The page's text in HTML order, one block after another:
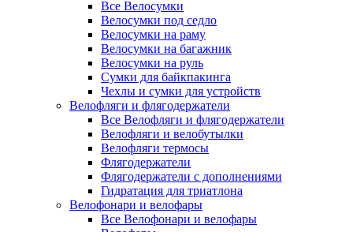
Все Велосумки
Велосумки под седло
Велосумки на раму
Велосумки на багажник
Велосумки на руль
Сумки для байкпакинга
Чехлы и сумки для устройств
Велофляги и флягодержатели
Все Велофляги и флягодержатели
Велофляги и велобутылки
Велофляги термосы
Флягодержатели
Флягодержатели с дополнениями
Гидратация для триатлона
Велофонари и велофары
Все Велофонари и велофары